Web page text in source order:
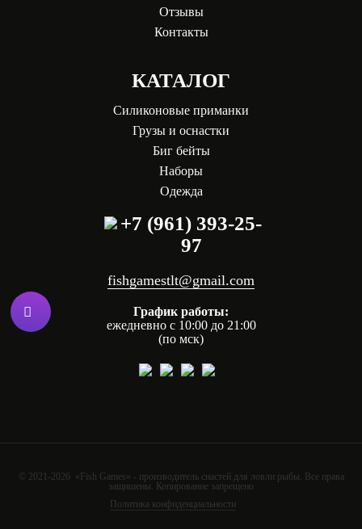
Отзывы
Контакты
КАТАЛОГ
Силиконовые приманки
Грузы и оснастки
Биг бейты
Наборы
Одежда
+7 (961) 393-25-
97
fishgamestlt@gmail.com
График работы:
ежедневно с 10:00 до 21:00
(по мск)
© 2021-2026 «Fish Games» - производитель снастей для ловли рыбы. Все права
защишены. Копирование запрещено
Политика конфиденциальности